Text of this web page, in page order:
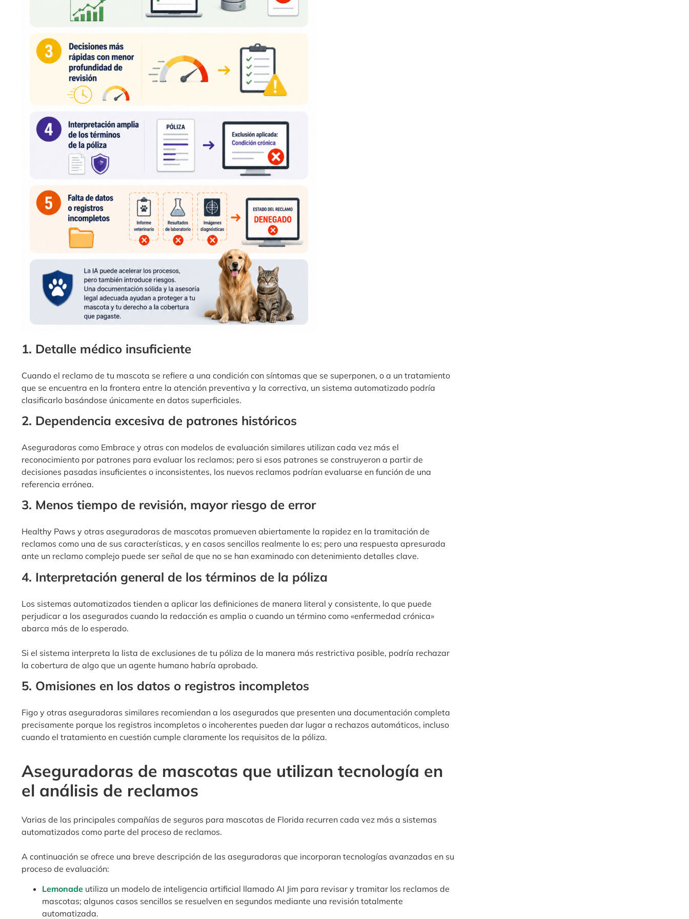
1. Detalle médico insuficiente
Cuando el reclamo de tu mascota se refiere a una condición con síntomas que se superponen, o a un tratamiento
que se encuentra en la frontera entre la atención preventiva y la correctiva, un sistema automatizado podría
clasificarlo basándose únicamente en datos superficiales.
2. Dependencia excesiva de patrones históricos
Aseguradoras como Embrace y otras con modelos de evaluación similares utilizan cada vez más el
reconocimiento por patrones para evaluar los reclamos; pero si esos patrones se construyeron a partir de
decisiones pasadas insuficientes o inconsistentes, los nuevos reclamos podrían evaluarse en función de una
referencia errónea.
3. Menos tiempo de revisión, mayor riesgo de error
Healthy Paws y otras aseguradoras de mascotas promueven abiertamente la rapidez en la tramitación de
reclamos como una de sus características, y en casos sencillos realmente lo es; pero una respuesta apresurada
ante un reclamo complejo puede ser señal de que no se han examinado con detenimiento detalles clave.
4. Interpretación general de los términos de la póliza
Los sistemas automatizados tienden a aplicar las definiciones de manera literal y consistente, lo que puede
perjudicar a los asegurados cuando la redacción es amplia o cuando un término como «enfermedad crónica»
abarca más de lo esperado.
Si el sistema interpreta la lista de exclusiones de tu póliza de la manera más restrictiva posible, podría rechazar
la cobertura de algo que un agente humano habría aprobado.
5. Omisiones en los datos o registros incompletos
Figo y otras aseguradoras similares recomiendan a los asegurados que presenten una documentación completa
precisamente porque los registros incompletos o incoherentes pueden dar lugar a rechazos automáticos, incluso
cuando el tratamiento en cuestión cumple claramente los requisitos de la póliza.
Aseguradoras de mascotas que utilizan tecnología en
el análisis de reclamos
Varias de las principales compañías de seguros para mascotas de Florida recurren cada vez más a sistemas
automatizados como parte del proceso de reclamos.
A continuación se ofrece una breve descripción de las aseguradoras que incorporan tecnologías avanzadas en su
proceso de evaluación:
Lemonade utiliza un modelo de inteligencia artificial llamado AI Jim para revisar y tramitar los reclamos de
mascotas; algunos casos sencillos se resuelven en segundos mediante una revisión totalmente
automatizada.